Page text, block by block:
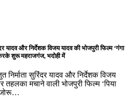
यादव और निर्देशक विजय यादव की भोजपुरी फिल्म ‘गंगा
शुरू महराजगंज, भदोही में
निर्माता सुरिंदर यादव और निर्देशक विजय
तहलका मचाने वाली भोजपुरी फिल्म ‘पिया